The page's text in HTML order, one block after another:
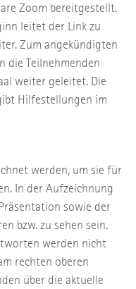
Zoom bereitgestellt.
leitet der Link zu
Zum angekündigten
die Teilnehmenden
weiter geleitet. Die
Hilfestellungen im
werden, um sie für
In der Aufzeichnung
sowie der
bzw. zu sehen sein.
werden nicht
rechten oberen
über die aktuelle